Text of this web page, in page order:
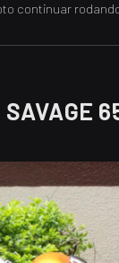
continuar